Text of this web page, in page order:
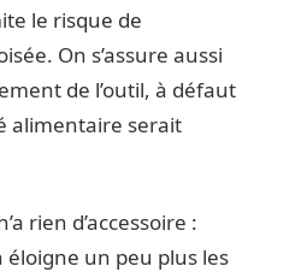
le risque de
On s’assure aussi
de l’outil, à défaut
alimentaire serait
rien d’accessoire :
un peu plus les